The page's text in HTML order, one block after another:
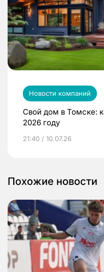
Новости компаний
Свой дом в Томске:
2026 году
21:40 / 10.07.26
Похожие новости